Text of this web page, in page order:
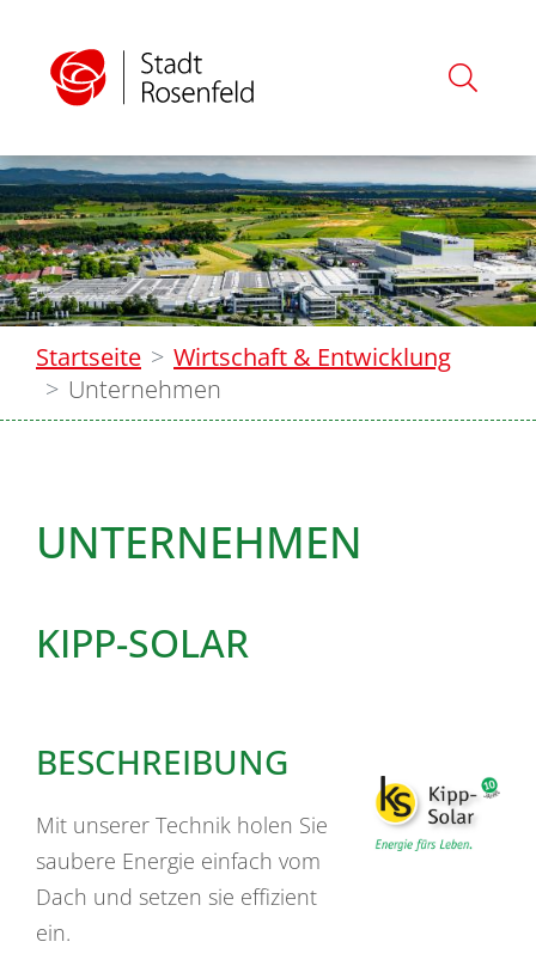
Startseite
Wirtschaft & Entwicklung
Unternehmen
UNTERNEHMEN
KIPP-SOLAR
BESCHREIBUNG
Mit unserer Technik holen Sie
saubere Energie einfach vom
Dach und setzen sie effizient
ein.